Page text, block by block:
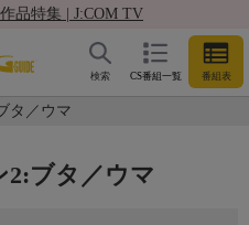
品特集 | J:COM TV
CS番組一覧 番組表
検索
タ／ウマ
2:ブタ／ウマ